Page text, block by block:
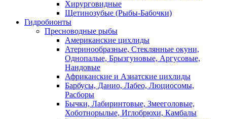
Хирурговидные
Щетинозубые (Рыбы-Бабочки)
Гидробионты
Пресноводные рыбы
Американские цихлиды
Атеринообразные, Стеклянные окуни,
Однопалые, Брызгуновые, Аргусовые,
Нандовые
Африканские и Азиатские цихлиды
Барбусы, Данио, Лабео, Люциосомы,
Расборы
Бычки, Лабиринтовые, Змееголовые,
Хоботнорылые, Иглобрюхи, Камбалы